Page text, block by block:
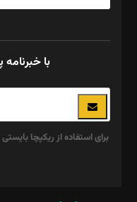
با